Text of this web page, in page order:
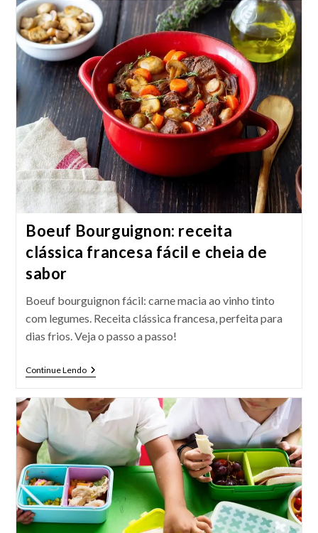
Ou
Tamago
Sando
Boeuf Bourguignon: receita
clássica francesa fácil e cheia de
sabor
Boeuf bourguignon fácil: carne macia ao vinho tinto
com legumes. Receita clássica francesa, perfeita para
dias frios. Veja o passo a passo!
Continue LendoBoeuf
Bourguignon:
Clássica
Francesa
Fácil
Cheia
De
Sabor